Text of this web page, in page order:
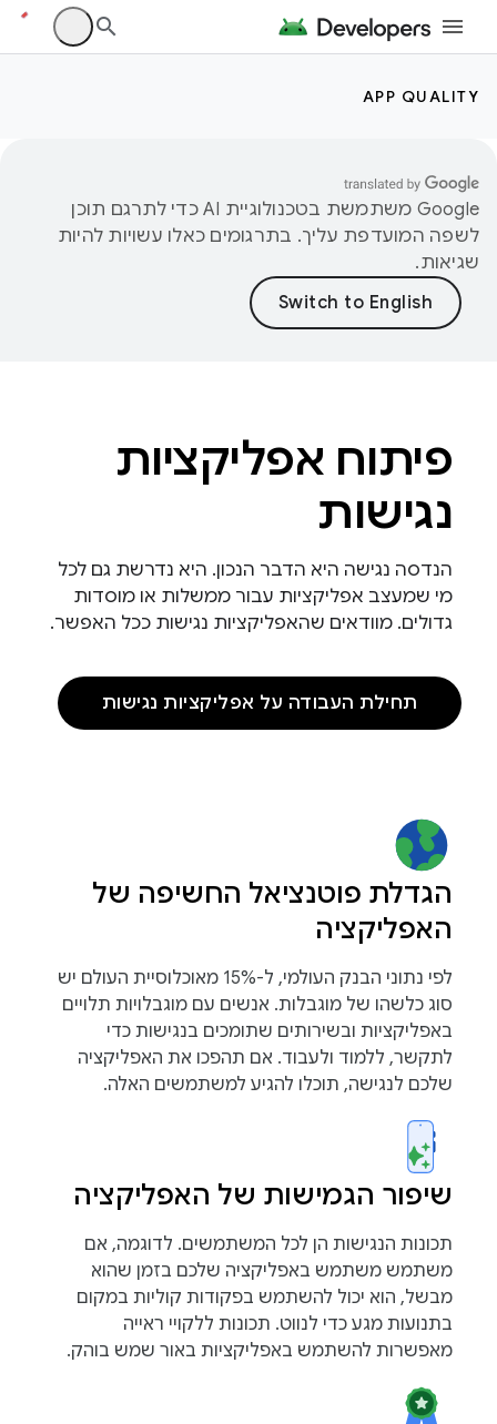
APP QUALITY
‫Google משתמשת בטכנולוגיית AI כדי לתרגם תוכן
לשפה המועדפת עליך. בתרגומים כאלו עשויות להיות
שגיאות.
פיתוח אפליקציות
נגישות
הנדסה נגישה היא הדבר הנכון. היא נדרשת גם לכל
מי שמעצב אפליקציות עבור ממשלות או מוסדות
גדולים. מוודאים שהאפליקציות נגישות ככל האפשר.
תחילת העבודה על אפליקציות נגישות
הגדלת פוטנציאל החשיפה של
האפליקציה
לפי נתוני הבנק העולמי, ל-15% מאוכלוסיית העולם יש
סוג כלשהו של מוגבלות. אנשים עם מוגבלויות תלויים
באפליקציות ובשירותים שתומכים בנגישות כדי
לתקשר, ללמוד ולעבוד. אם תהפכו את האפליקציה
שלכם לנגישה, תוכלו להגיע למשתמשים האלה.
שיפור הגמישות של האפליקציה
תכונות הנגישות הן לכל המשתמשים. לדוגמה, אם
משתמש משתמש באפליקציה שלכם בזמן שהוא
מבשל, הוא יכול להשתמש בפקודות קוליות במקום
בתנועות מגע כדי לנווט. תכונות ללקויי ראייה
מאפשרות להשתמש באפליקציות באור שמש בוהק.